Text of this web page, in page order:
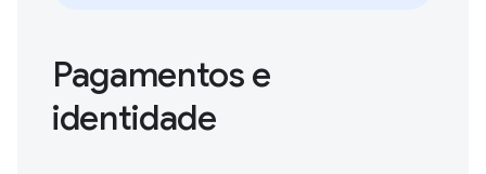
Pagamentos e
identidade